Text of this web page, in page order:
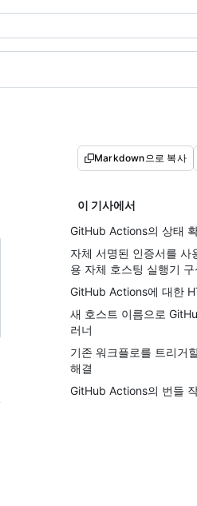
Markdown으로 복사
이 기사에서
GitHub Actions의 상태
자체 서명된 인증서를
용 자체 호스팅 실행기 구
GitHub Actions에 대한
새 호스트 이름으로
러너
기존 워크플로를 트리거
해결
GitHub Actions의 번들